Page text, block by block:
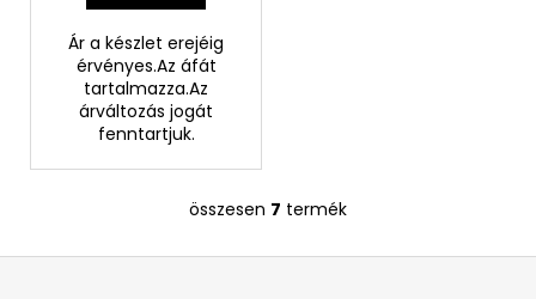
Ár a készlet erejéig
érvényes.Az áfát
tartalmazza.Az
árváltozás jogát
fenntartjuk.
L
i
összesen 7 termék